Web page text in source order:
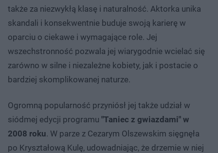
także za niezwykłą klasę i naturalność. Aktorka unika
skandali i konsekwentnie buduje swoją karierę w
oparciu o ciekawe i wymagające role. Jej
wszechstronność pozwala jej wiarygodnie wcielać się
zarówno w silne i niezależne kobiety, jak i postacie o
bardziej skomplikowanej naturze.
Ogromną popularność przyniósł jej także udział w
siódmej edycji programu "Taniec z gwiazdami" w
2008 roku. W parze z Cezarym Olszewskim sięgnęła
po Kryształową Kulę, udowadniając, że drzemie w niej